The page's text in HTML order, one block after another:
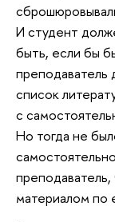
И студент
быть, если бы
преподаватель
список
с
Но тогда не
материалом по